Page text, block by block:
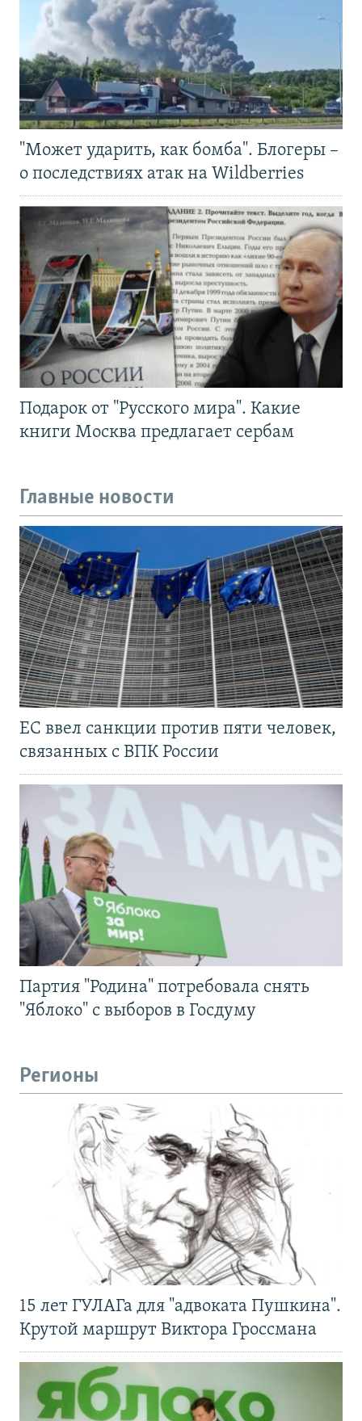
"Может ударить, как бомба". Блогеры –
о последствиях атак на Wildberries
Подарок от "Русского мира". Какие
книги Москва предлагает сербам
Главные новости
ЕС ввел санкции против пяти человек,
связанных с ВПК России
Партия "Родина" потребовала снять
"Яблоко" с выборов в Госдуму
Регионы
15 лет ГУЛАГа для "адвоката Пушкина".
Крутой маршрут Виктора Гроссмана